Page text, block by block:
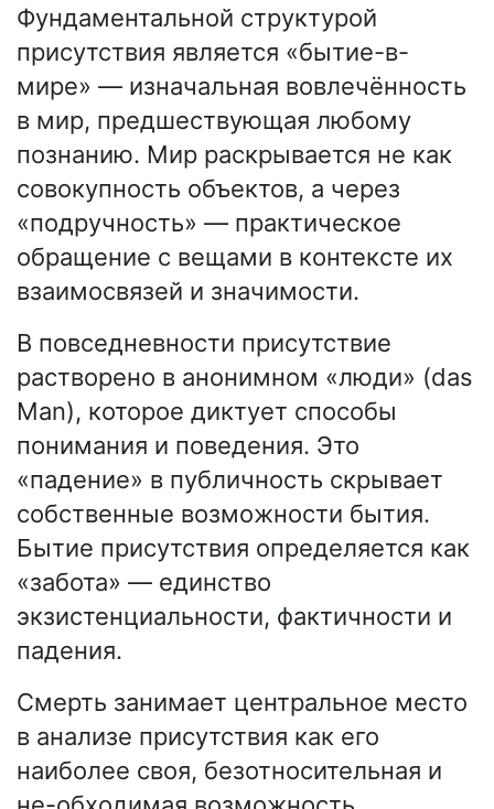
Фундаментальной структурой
присутствия является «бытие-в-
мире» — изначальная вовлечённость
в мир, предшествующая любому
познанию. Мир раскрывается не как
совокупность объектов, а через
«подручность» — практическое
обращение с вещами в контексте их
взаимосвязей и значимости.
В повседневности присутствие
растворено в анонимном «люди» (das
Man), которое диктует способы
понимания и поведения. Это
«падение» в публичность скрывает
собственные возможности бытия.
Бытие присутствия определяется как
«забота» — единство
экзистенциальности, фактичности и
падения.
Смерть занимает центральное место
в анализе присутствия как его
наиболее своя, безотносительная и